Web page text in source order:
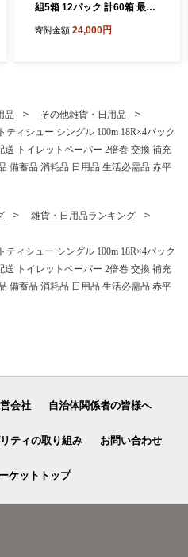
組5箱 12パック 計60箱 最短
シュ ボックスティッシュ ま
寄附金額 24,000円
品
その他雑貨・日用品
ィシュー シングル 100m 18R×4パック
送 トイレットペーパー 2倍巻 交換 補充
備蓄品 消耗品 日用品 生活必需品 赤平
雑貨・日用品ランキング
ィシュー シングル 100m 18R×4パック
送 トイレットペーパー 2倍巻 交換 補充
備蓄品 消耗品 日用品 生活必需品 赤平
会社 自治体関係者の皆様へ
ティの取り組み お問い合わせ
ケットトップ